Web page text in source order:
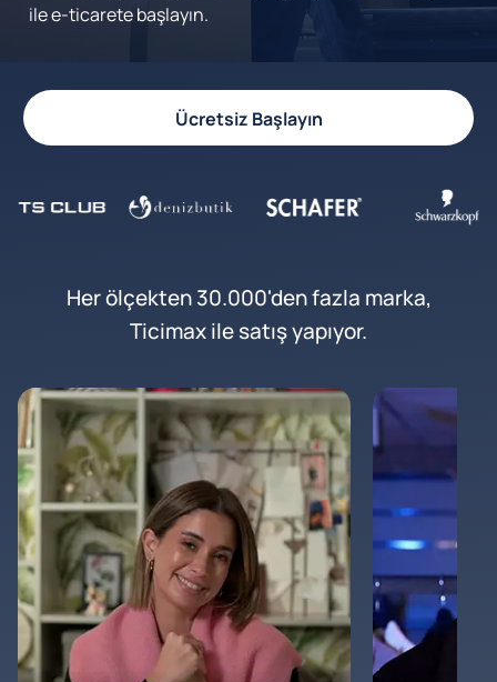
ile e-ticarete başlayın.
Ücretsiz Başlayın
Her ölçekten 30.000'den fazla marka,
Ticimax ile satış yapıyor.